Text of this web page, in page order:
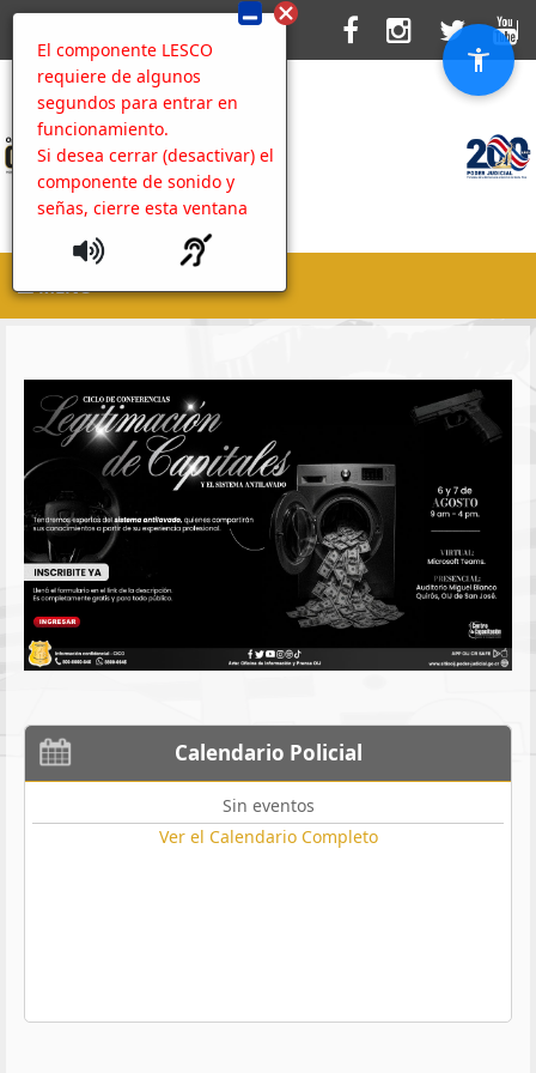
El componente LESCO
requiere de algunos
segundos para entrar en
funcionamiento.
Si desea cerrar (desactivar) el
componente de sonido y
señas, cierre esta ventana
MENU
Calendario Policial
Sin eventos
Ver el Calendario Completo